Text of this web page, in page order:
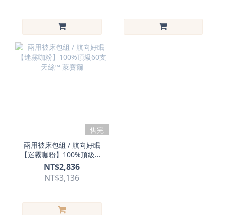
售完
兩用被床包組 / 航向好眠
【迷霧咖粉】100%頂級60
支天絲™ 萊賽爾
NT$2,836
NT$3,136